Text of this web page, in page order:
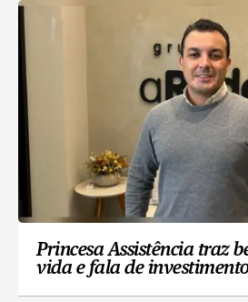
Princesa Assistência traz
vida e fala de